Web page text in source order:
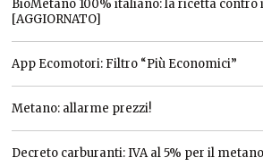
BioMetano 100% italiano: la ricetta contro
[AGGIORNATO]
App Ecomotori: Filtro “Più Economici”
Metano: allarme prezzi!
Decreto carburanti: IVA al 5% per il